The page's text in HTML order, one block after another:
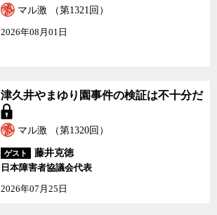
マル激 （第1321回）
2026年08月01日
津久井やまゆり園事件の検証は不十分だ
マル激 （第1320回）
ゲスト
藤井克徳
日本障害者協議会代表
2026年07月25日